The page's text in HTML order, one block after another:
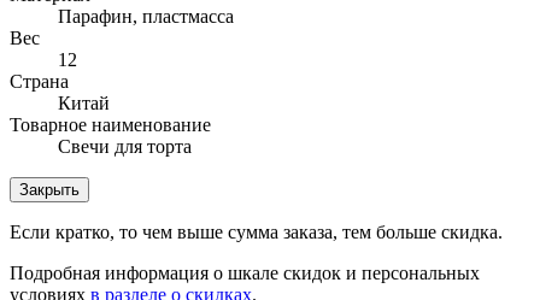
Парафин, пластмасса
Вес
12
Страна
Китай
Товарное наименование
Свечи для торта
Закрыть
Если кратко, то чем выше сумма заказа, тем больше скидка.
Подробная информация о шкале скидок и персональных
условиях в разделе о скидках.